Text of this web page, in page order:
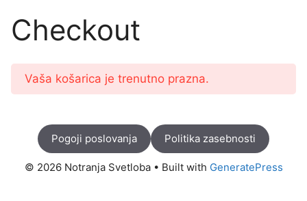
Checkout
Vaša košarica je trenutno prazna.
Pogoji poslovanja Politika zasebnosti
© 2026 Notranja Svetloba• Built with GeneratePress